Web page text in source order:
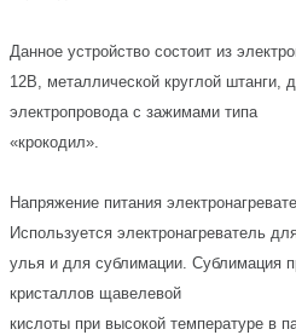
Данное устройство состоит из
12В, металлической круглой штанги,
электропровода с зажимами типа
«крокодил».
Напряжение питания
Используется электронагреватель
улья и для сублимации. Сублимация
кристаллов щавелевой
кислоты при высокой температуре в